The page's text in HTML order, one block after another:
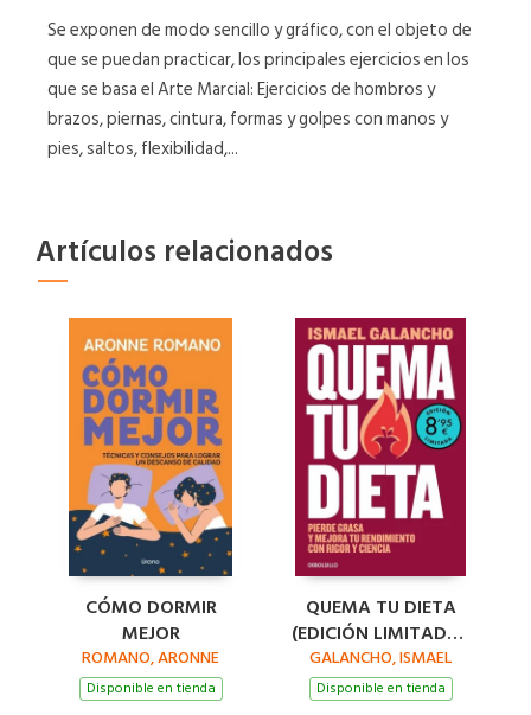
Se exponen de modo sencillo y gráfico, con el objeto de
que se puedan practicar, los principales ejercicios en los
que se basa el Arte Marcial: Ejercicios de hombros y
brazos, piernas, cintura, formas y golpes con manos y
pies, saltos, flexibilidad,...
Artículos relacionados
CÓMO DORMIR
MEJOR
ROMANO, ARONNE
Disponible en tienda
QUEMA TU DIETA
(EDICIÓN LIMITADA ·
VERANO)
GALANCHO, ISMAEL
Disponible en tienda